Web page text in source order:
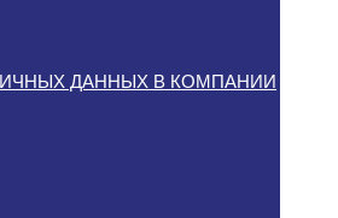
ДАННЫХ В КОМПАНИИ